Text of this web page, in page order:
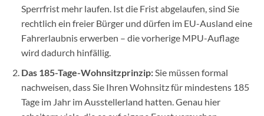
Sperrfrist mehr laufen. Ist die Frist abgelaufen, sind Sie
rechtlich ein freier Bürger und dürfen im EU-Ausland eine
Fahrerlaubnis erwerben – die vorherige MPU-Auflage
wird dadurch hinfällig.
Das 185-Tage-Wohnsitzprinzip:Sie müssen formal
nachweisen, dass Sie Ihren Wohnsitz für mindestens 185
Tage im Jahr im Ausstellerland hatten. Genau hier